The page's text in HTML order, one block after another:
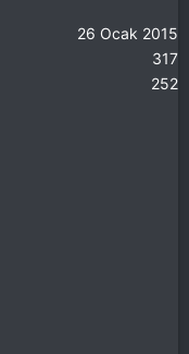
26 Ocak 2015
317
252